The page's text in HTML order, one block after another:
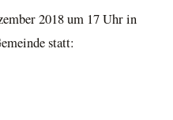
2018 um 17 Uhr in
statt: